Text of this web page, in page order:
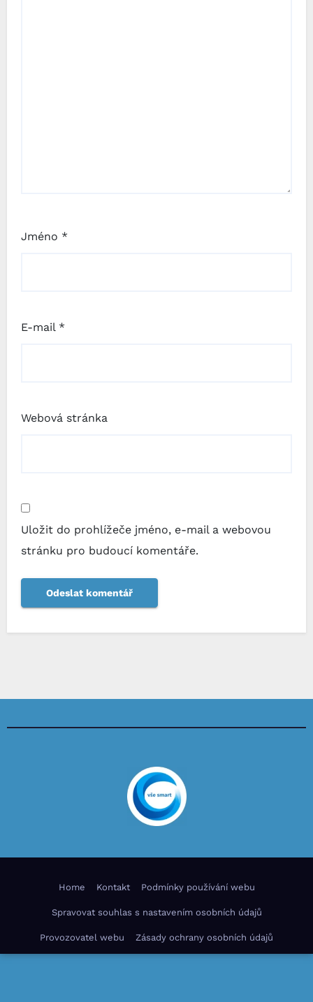
Jméno *
E-mail *
Webová stránka
Uložit do prohlížeče jméno, e-mail a webovou
stránku pro budoucí komentáře.
Home Kontakt Podmínky používání webu
Spravovat souhlas s nastavením osobních údajů
Provozovatel webu Zásady ochrany osobních údajů